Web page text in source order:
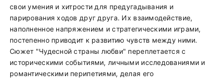
свои умения и хитрости для предугадывания и
парирования ходов друг друга. Их взаимодействие,
наполненное напряжением и стратегическими играми,
постепенно приводит к развитию чувств между ними.
Сюжет "Чудесной страны любви" переплетается с
историческими событиями, личными исследованиями и
романтическими перипетиями, делая его